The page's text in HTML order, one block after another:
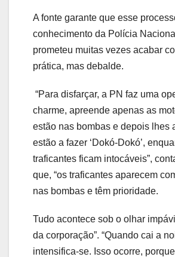
A fonte garante que esse
conhecimento da Polícia
prometeu muitas vezes acabar
prática, mas debalde.
“Para disfarçar, a PN faz uma
charme, apreende apenas as
estão nas bombas e depois lhes
estão a fazer ‘Dokó-Dokó’,
traficantes ficam intocáveis”,
que, “os traficantes aparecem
nas bombas e têm prioridade.
Tudo acontece sob o olhar
da corporação”. “Quando cai a
intensifica-se. Isso ocorre,